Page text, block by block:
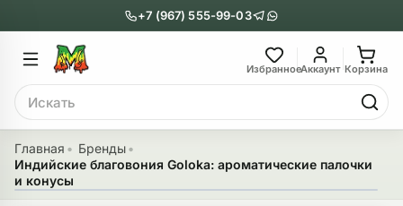
+7 (967) 555-99-03
ИзбранноеАккаунт Корзина
Поиск
Главное меню Главное
Трубки
Назад
Главная
Бренды
Индийские благовония Goloka: ароматические палочки
и конусы